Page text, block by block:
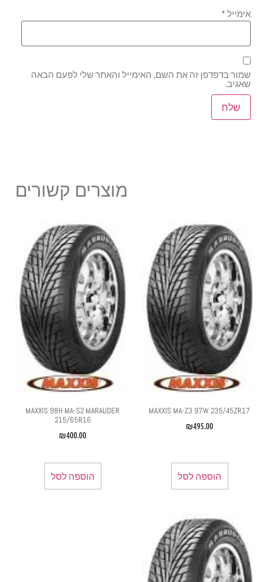
אימייל*
שמור בדפדפן זה את השם, האימייל והאתר שלי לפעם הבאה
שאגיב.
מוצרים קשורים
MAXXIS MA-Z3 97W 235/45ZR17
₪495.00
הוספה לסל
MAXXIS 98H MA-S2 MARAUDER
215/65R16
₪400.00
הוספה לסל